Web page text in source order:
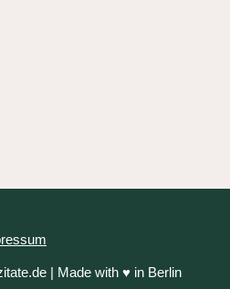
| Made with ♥ in Berlin